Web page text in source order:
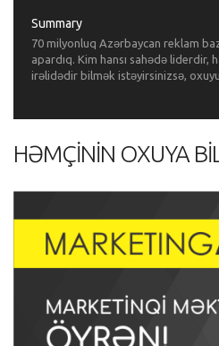
Summary
70 milyonluq Azərbaycan reklam
apardıq. Kim hansı sahədə liderdir,
irəlidədir bilmək istəyirsinizsə,
HƏMÇININ OXUYA